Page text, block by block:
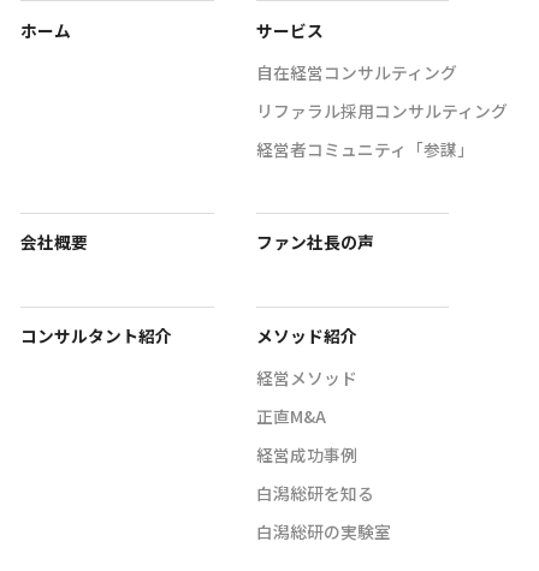
ホーム
サービス
自在経営コンサルティング
リファラル採用コンサルティング
経営者コミュニティ「参謀」
会社概要 ファン社長の声
コンサルタント紹介
メソッド紹介
経営メソッド
正直M&A
経営成功事例
白潟総研を知る
白潟総研の実験室